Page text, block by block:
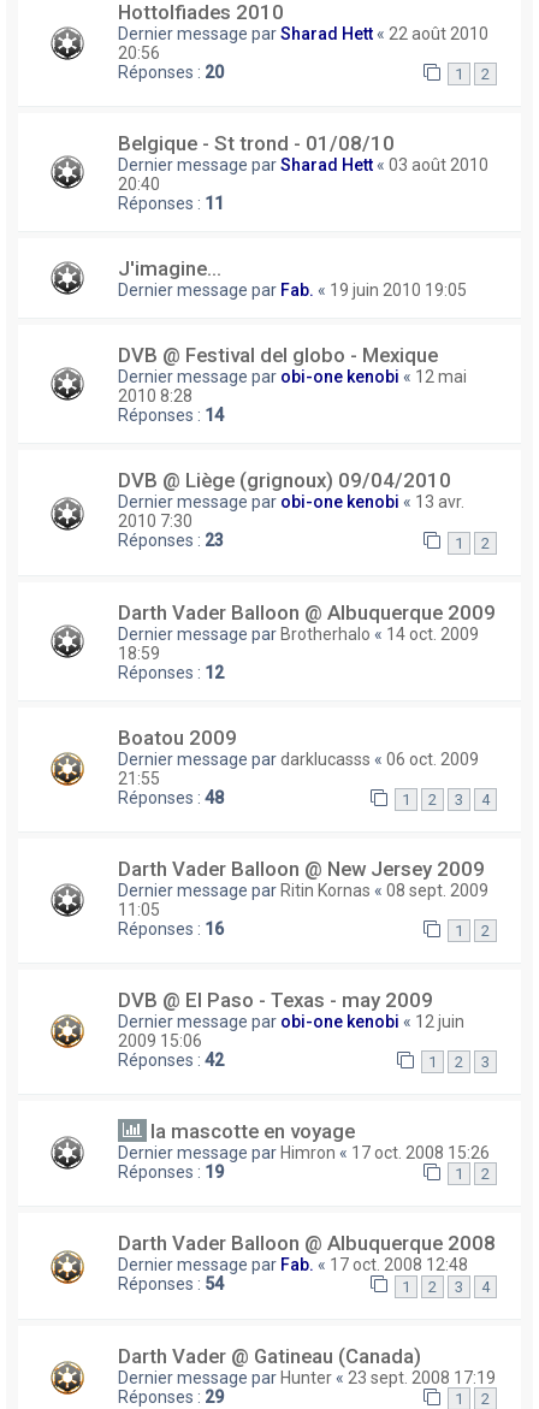
Hottolfiades 2010
Dernier message parSharad Hett « 22 août 2010
20:56
Réponses : 20 1 2
Belgique - St trond - 01/08/10
Dernier message parSharad Hett « 03 août 2010
20:40
Réponses : 11
J'imagine...
Dernier message par Fab. « 19 juin 2010 19:05
DVB @ Festival del globo - Mexique
Dernier message par obi-one kenobi « 12 mai
2010 8:28
Réponses : 14
DVB @ Liège (grignoux) 09/04/2010
Dernier message par obi-one kenobi « 13 avr.
2010 7:30
Réponses : 23 1 2
Darth Vader Balloon @ Albuquerque 2009
Dernier message par Brotherhalo « 14 oct. 2009
18:59
Réponses : 12
Boatou 2009
Dernier message pardarklucasss « 06 oct. 2009
21:55
Réponses : 48 1 2 3 4
Darth Vader Balloon @ New Jersey 2009
Dernier message par Ritin Kornas « 08 sept. 2009
11:05
Réponses : 16 1 2
DVB @ El Paso - Texas - may 2009
Dernier message par obi-one kenobi « 12 juin
2009 15:06
Réponses : 42 1 2 3
la mascotte en voyage
Dernier message par Himron « 17 oct. 2008 15:26
Réponses : 19 1 2
Darth Vader Balloon @ Albuquerque 2008
Dernier message par Fab. « 17 oct. 2008 12:48
Réponses : 54 1 2 3 4
Darth Vader @ Gatineau (Canada)
Dernier message parHunter « 23 sept. 2008 17:19
Réponses : 29 1 2